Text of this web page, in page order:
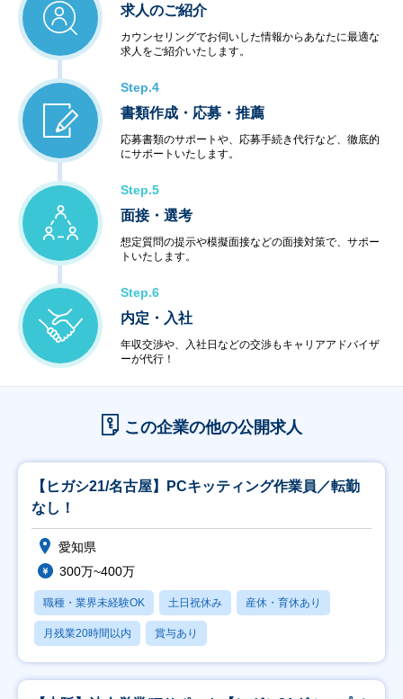
求人のご紹介
カウンセリングでお伺いした情報からあなたに最適な
求人をご紹介いたします。
Step.4
書類作成・応募・推薦
応募書類のサポートや、応募手続き代行など、徹底的
にサポートいたします。
Step.5
面接・選考
想定質問の提示や模擬面接などの面接対策で、サポー
トいたします。
Step.6
内定・入社
年収交渉や、入社日などの交渉もキャリアアドバイザ
ーが代行！
この企業の他の公開求人
【ヒガシ21/名古屋】PCキッティング作業員／転勤
なし！
愛知県
300万~400万
職種・業界未経験OK 土日祝休み 産休・育休あり
月残業20時間以内 賞与あり